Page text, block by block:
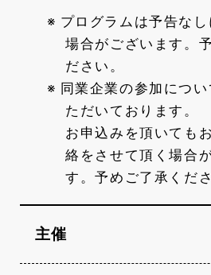
プログラムは予告な
場合がございます。
ださい。
同業企業の参加につ
ただいております。
お申込みを頂いても
絡をさせて頂く場合
す。予めご了承くださ
主催